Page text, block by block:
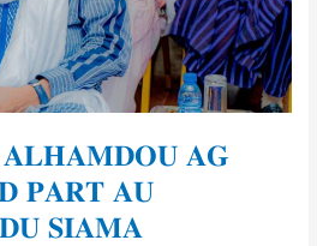
𝐀𝐋𝐇𝐀𝐌𝐃𝐎𝐔 𝐀𝐆
𝐏𝐀𝐑𝐓 𝐀𝐔
𝐒𝐈𝐀𝐌𝐀